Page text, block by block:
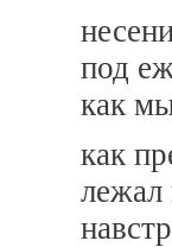
под
как
как
лежал